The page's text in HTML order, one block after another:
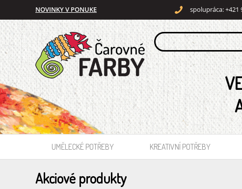
NOVINKY V PONUKE spolupráca: +421
UMĚLECKÉ POTŘEBY KREATIVNÍ POTŘEBY
Akciové produkty